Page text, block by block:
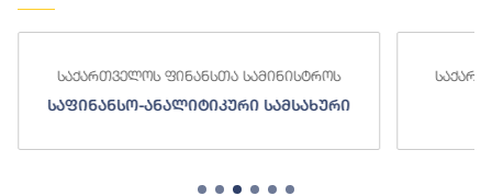
საქართველოს ფინანსთა სამინისტროს
საფინანსო-ანალიტიკური სამსახური